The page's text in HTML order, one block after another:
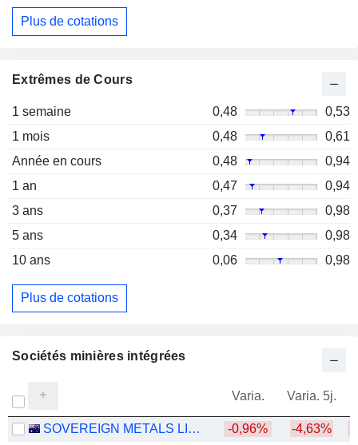
Plus de cotations
Extrêmes de Cours
1 semaine 0,48
0,53
1 mois
0,48
0,61
Année en cours
0,48
0,94
1 an
0,47
0,94
3 ans
0,37
0,98
5 ans
0,34
0,98
10 ans
0,06 0,98
Plus de cotations
Sociétés minières intégrées
Varia. Varia. 5j.
SOVEREIGN METALS LIMITED -0,96% -4,63%